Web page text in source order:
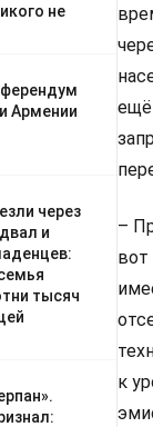
не
Армении
через
и
тысяч
ещё
–
вот
к